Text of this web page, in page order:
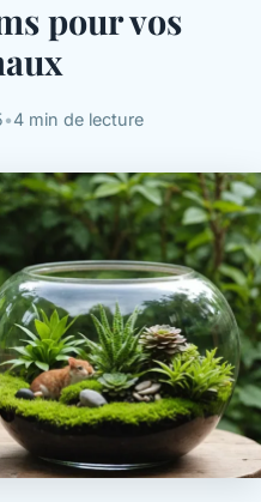
pour vos
•4 min de lecture